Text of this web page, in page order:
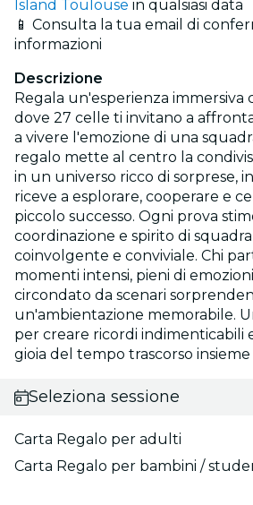
Island Toulouse in qualsiasi data
📱 Consulta la tua email di
informazioni
Descrizione
Regala un'esperienza immersiva
dove 27 celle ti invitano a
a vivere l'emozione di una
regalo mette al centro la
in un universo ricco di sorprese,
riceve a esplorare, cooperare e
piccolo successo. Ogni prova
coordinazione e spirito di
coinvolgente e conviviale. Chi
momenti intensi, pieni di
circondato da scenari
un'ambientazione memorabile.
per creare ricordi indimenticabili
gioia del tempo trascorso
Seleziona sessione
Carta Regalo per adulti
Carta Regalo per bambini /